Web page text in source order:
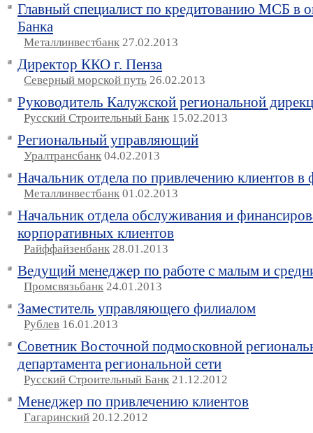
Главный специалист по кредитованию МСБ в
Банка
Металлинвестбанк 27.02.2013
Директор ККО г. Пенза
Северный морской путь 26.02.2013
Руководитель Калужской региональной
Русский Строительный Банк 15.02.2013
Региональный управляющий
Уралтрансбанк 04.02.2013
Начальник отдела по привлечению клиентов в
Металлинвестбанк 01.02.2013
Начальник отдела обслуживания и
корпоративных клиентов
Райффайзенбанк 28.01.2013
Ведущий менеджер по работе с малым и
Промсвязьбанк 24.01.2013
Заместитель управляющего филиалом
Рублев 16.01.2013
Советник Восточной подмосковной
департамента региональной сети
Русский Строительный Банк 21.12.2012
Менеджер по привлечению клиентов
Гагаринский 20.12.2012